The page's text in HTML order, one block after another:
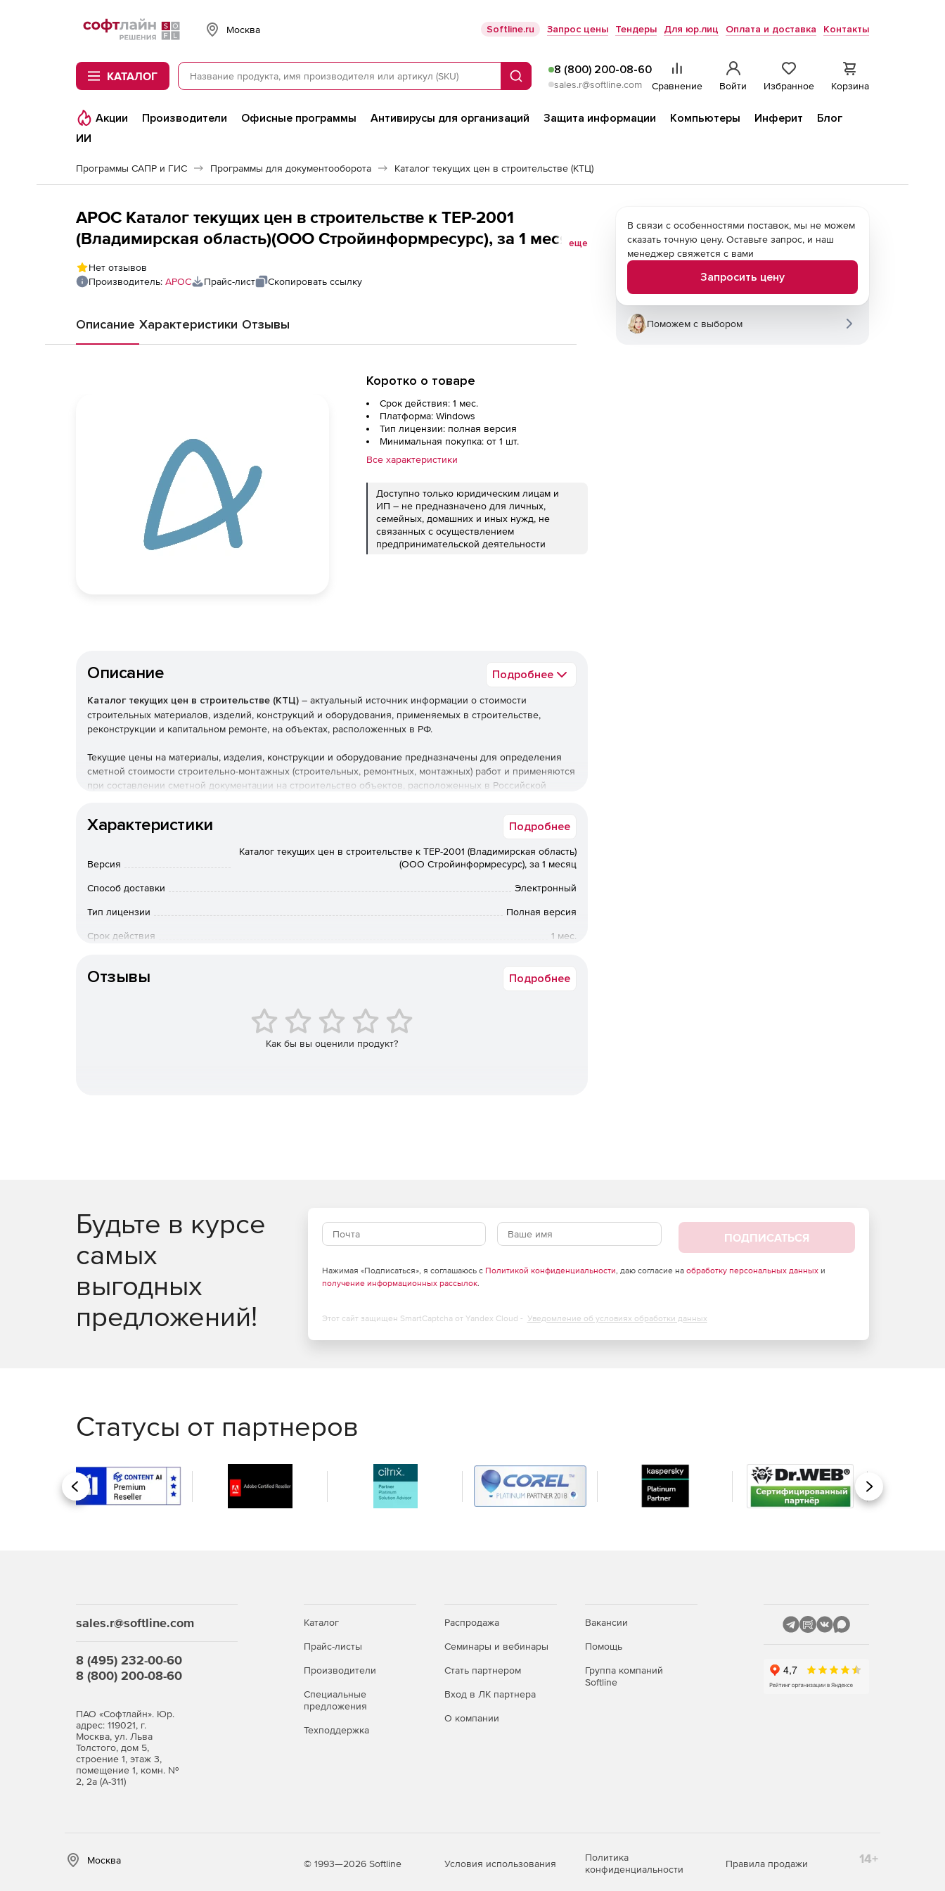
Softline
Москва Softline.ru Запрос цены Тендеры Для юр.лиц Оплата и доставка Контакты
КАТАЛОГ Поиск
8 (800) 200-08-60
sales.r@softline.com Сравнение Войти Избранное Корзина
Акции Производители Офисные программы Антивирусы для организаций Защита информации Компьютеры Инферит
Блог
ИИ
Программы САПР и ГИС Программы для документооборота Каталог текущих цен в строительстве (КТЦ)
АРОС Каталог текущих цен в строительстве к ТЕР-2001
(Владимирская область)(ООО Стройинформресурс), за 1 месяц,
1-е рабочее место
еще
Нет отзывов
Производитель: АРОС Прайс-лист Скопировать ссылку
Описание Характеристики Отзывы
Коротко о товаре
Срок действия: 1 мес.
Платформа: Windows
Тип лицензии: полная версия
Минимальная покупка: от 1 шт.
Все характеристики
Доступно только юридическим лицам и
ИП – не предназначено для личных,
семейных, домашних и иных нужд, не
связанных с осуществлением
предпринимательской деятельности
Описание Подробнее
Каталог текущих цен в строительстве (КТЦ) – актуальный источник информации о стоимости
строительных материалов, изделий, конструкций и оборудования, применяемых в строительстве,
реконструкции и капитальном ремонте, на объектах, расположенных в РФ.
Текущие цены на материалы, изделия, конструкции и оборудование предназначены для определения
сметной стоимости строительно-монтажных (строительных, ремонтных, монтажных) работ и применяются
при составлении сметной документации на строительство объектов, расположенных в Российской
Характеристики Подробнее
Версия
Каталог текущих цен в строительстве к ТЕР-2001 (Владимирская область)
(ООО Стройинформресурс), за 1 месяц
Способ доставки Электронный
Тип лицензии Полная версия
Срок действия 1 мес.
Отзывы Подробнее
Как бы вы оценили продукт?
В связи с особенностями поставок, мы не можем
сказать точную цену. Оставьте запрос, и наш
менеджер свяжется с вами
Запросить цену
Поможем с выбором
Будьте в курсе
самых
выгодных
предложений!
ПОДПИСАТЬСЯ
Нажимая «Подписаться», я соглашаюсь с Политикой конфиденциальности, даю согласие на обработку персональных данныхи
получение информационных рассылок.
Этот сайт защищен SmartCaptcha от Yandex Cloud - Уведомление об условиях обработки данных
Статусы от партнеров
Назад Вперед
sales.r@softline.com
8 (495) 232-00-60
8 (800) 200-08-60
ПАО «Софтлайн». Юр.
адрес: 119021, г.
Москва, ул. Льва
Толстого, дом 5,
строение 1, этаж 3,
помещение 1, комн. №
2, 2а (А-311)
Каталог
Прайс-листы
Производители
Специальные
предложения
Техподдержка
Распродажа
Семинары и вебинары
Стать партнером
Вход в ЛК партнера
О компании
Вакансии
Помощь
Группа компаний
Softline
Москва © 1993—2026 Softline Условия использования
Политика
конфиденциальности
Правила продажи 14+